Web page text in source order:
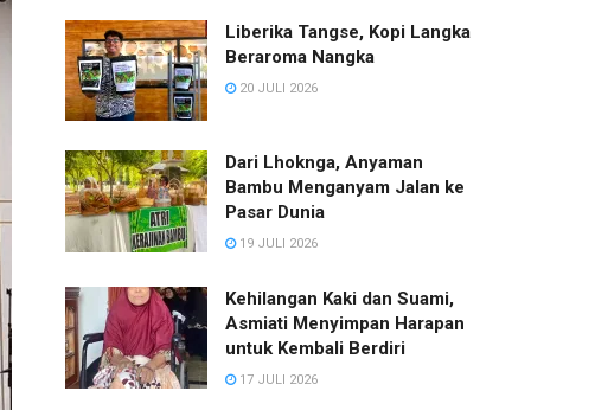
Liberika Tangse, Kopi Langka
Beraroma Nangka
20 JULI 2026
Dari Lhoknga, Anyaman
Bambu Menganyam Jalan ke
Pasar Dunia
19 JULI 2026
Kehilangan Kaki dan Suami,
Asmiati Menyimpan Harapan
untuk Kembali Berdiri
17 JULI 2026